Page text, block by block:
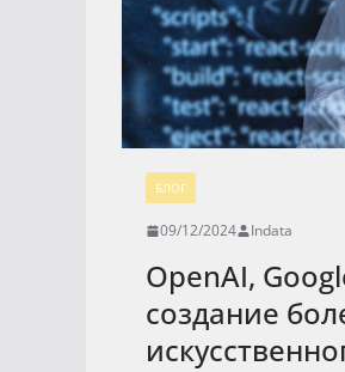
БЛОГ
09/12/2024 Indata
OpenAI,
создание